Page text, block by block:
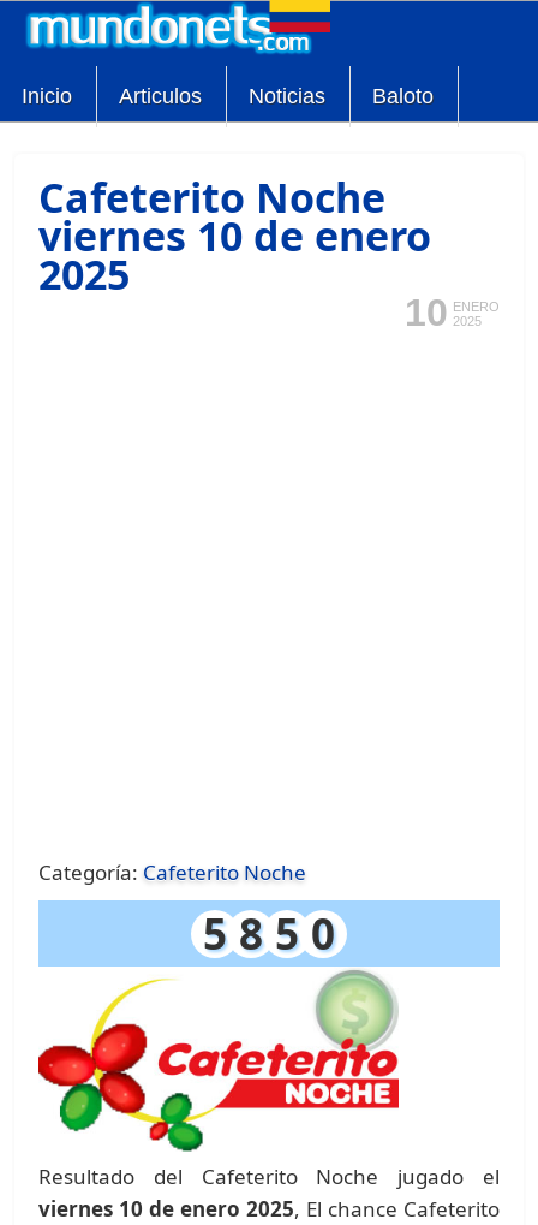
Inicio Articulos Noticias Baloto
Cafeterito Noche
viernes 10 de enero
2025
10 ENERO
2025
Categoría: Cafeterito Noche
5 8 5 0
Resultado del Cafeterito Noche jugado el
viernes 10 de enero 2025, El chance Cafeterito